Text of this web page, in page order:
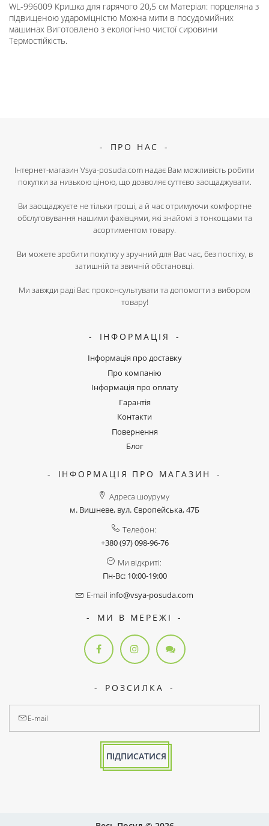
WL-996009 Кришка для гарячого 20,5 см Матеріал: порцеляна з
підвищеною удароміцністю Можна мити в посудомийних
машинах Виготовлено з екологічно чистої сировини
Термостійкість.
ПРО НАС
Інтернет-магазин Vsya-posuda.com надає Вам можливість робити
покупки за низькою ціною, що дозволяє суттєво заощаджувати.
Ви заощаджуєте не тільки гроші, а й час отримуючи комфортне
обслуговування нашими фахівцями, які знайомі з тонкощами та
асортиментом товару.
Ви можете зробити покупку у зручний для Вас час, без поспіху, в
затишній та звичній обстановці.
Ми завжди раді Вас проконсультувати та допомогти з вибором
товару!
ІНФОРМАЦІЯ
Інформація про доставку
Про компанію
Інформація про оплату
Гарантія
Контакти
Повернення
Блог
ІНФОРМАЦІЯ ПРО МАГАЗИН
Адреса шоуруму
м. Вишневе, вул. Європейська, 47Б
Телефон:
+380 (97) 098-96-76
Ми відкриті:
Пн-Вс: 10:00-19:00
E-mail info@vsya-posuda.com
МИ В МЕРЕЖІ
РОЗСИЛКА
ПІДПИСАТИСЯ